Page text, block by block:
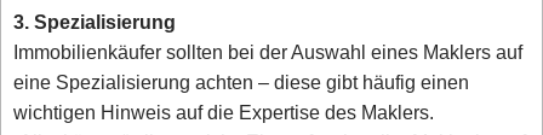
3. Spezialisierung
Immobilienkäufer sollten bei der Auswahl eines Maklers auf
eine Spezialisierung achten – diese gibt häufig einen
wichtigen Hinweis auf die Expertise des Maklers.